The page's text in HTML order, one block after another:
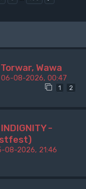
Wawa
06-08-2026, 00:47
1 2
-
08-2026, 21:46